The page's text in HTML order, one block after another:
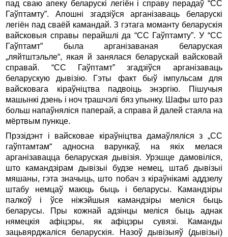
пад сваю апеку беларускi легiён i справу перадаў “СС
Гаўптамту”. Апошнi згадзiўся арганiзаваць беларускi
легiён пад сваёй камандай. З гэтага моманту беларускiя
вайсковыя справы перайшлi да “СС Гаўптамту”. У “СС
Гаўптамт” была арганiзаваная беларуская
„ляйтштэльле“, якая й занялася беларускай вайсковай
справай. “СС Гаўптамт” згадзiўся арганiзаваць
беларускую дывiзiю. Гэты факт быў iмпульсам для
вайсковага кiраўнiцтва падвоiць энэргiю. Пiшучыя
машынкi дзень i ноч трашчэлi бяз упынку. Шафы што раз
больш напаўнялiся паперай, а справа й далей стаяла на
мёртвым пункце.
Прэзiдэнт i вайсковае кiраўнiцтва дамаўлялiся з „СС
гаўптамтам“ адносна варункаў, на якiх мелася
арганiзавацца беларуская дывiзiя. Урэшце дамовiлiся,
што камандзiрам дывiзыi будзе немец, штаб дывiзыi
мяшаны, гэта значыць, што побач з кiраўнiкамi аддзелу
штабу немцаў маюць быць i беларусы. Камандзiры
палкоў i ўсе нiжэйшыя камандзiры мелiся быць
беларусы. Пры кожнай адзiнцы мелiся быць аднак
нямецкiя афiцэры, як афiцэры сувязi. Каманды
зацьвярджалiся беларускiя. Назоў дывiзыяў (дывiзыi)